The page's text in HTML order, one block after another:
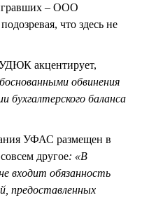
– ООО
что здесь не
акцентирует,
обвинения
баланса
УФАС размещен в
другое: «В
входит обязанность
предоставленных